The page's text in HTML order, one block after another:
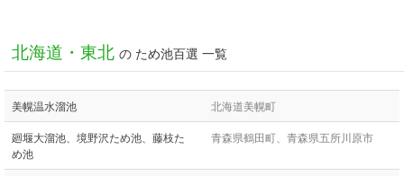
北海道・東北 の ため池百選 一覧
美幌温水溜池 北海道美幌町
廻堰大溜池、境野沢ため池、藤枝た
め池
青森県鶴田町、青森県五所川原市